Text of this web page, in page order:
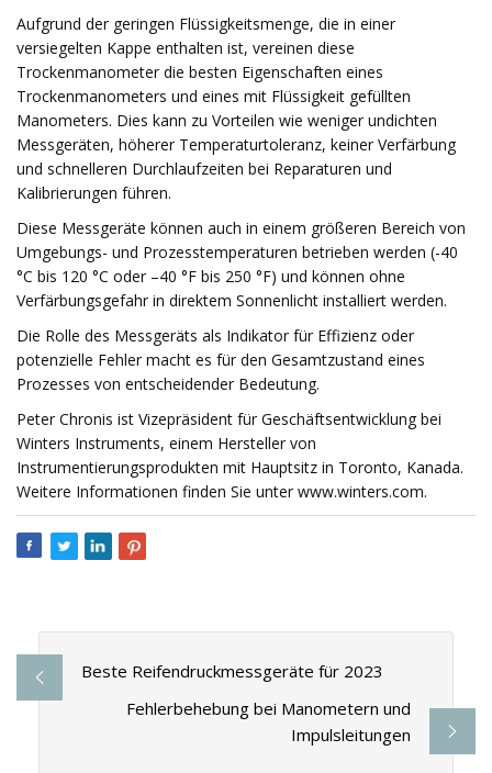
Aufgrund der geringen Flüssigkeitsmenge, die in einer
versiegelten Kappe enthalten ist, vereinen diese
Trockenmanometer die besten Eigenschaften eines
Trockenmanometers und eines mit Flüssigkeit gefüllten
Manometers. Dies kann zu Vorteilen wie weniger undichten
Messgeräten, höherer Temperaturtoleranz, keiner Verfärbung
und schnelleren Durchlaufzeiten bei Reparaturen und
Kalibrierungen führen.
Diese Messgeräte können auch in einem größeren Bereich von
Umgebungs- und Prozesstemperaturen betrieben werden (-40
°C bis 120 °C oder –40 °F bis 250 °F) und können ohne
Verfärbungsgefahr in direktem Sonnenlicht installiert werden.
Die Rolle des Messgeräts als Indikator für Effizienz oder
potenzielle Fehler macht es für den Gesamtzustand eines
Prozesses von entscheidender Bedeutung.
Peter Chronis ist Vizepräsident für Geschäftsentwicklung bei
Winters Instruments, einem Hersteller von
Instrumentierungsprodukten mit Hauptsitz in Toronto, Kanada.
Weitere Informationen finden Sie unter www.winters.com.
Beste Reifendruckmessgeräte für 2023
Fehlerbehebung bei Manometern und
Impulsleitungen